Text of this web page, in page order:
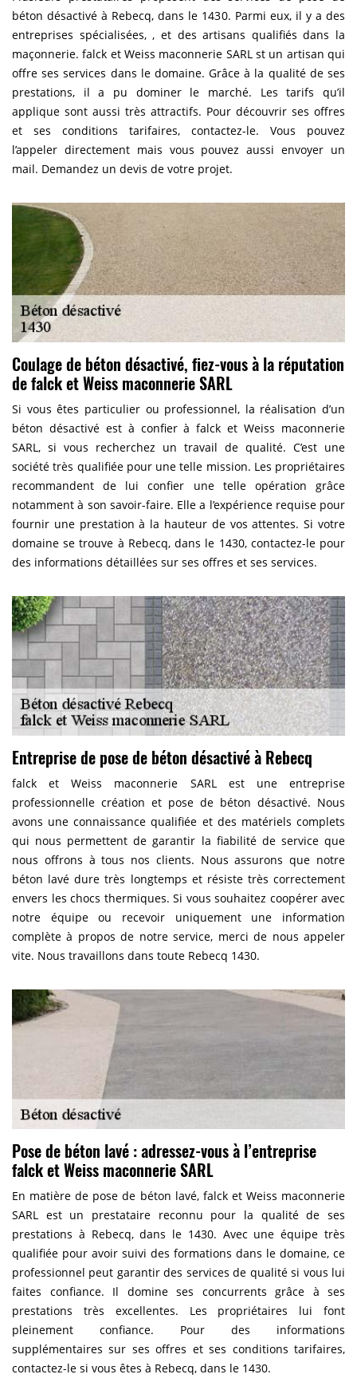
béton désactivé à Rebecq, dans le 1430. Parmi eux, il y a des
entreprises spécialisées, , et des artisans qualifiés dans la
maçonnerie. falck et Weiss maconnerie SARL st un artisan qui
offre ses services dans le domaine. Grâce à la qualité de ses
prestations, il a pu dominer le marché. Les tarifs qu’il
applique sont aussi très attractifs. Pour découvrir ses offres
et ses conditions tarifaires, contactez-le. Vous pouvez
l’appeler directement mais vous pouvez aussi envoyer un
mail. Demandez un devis de votre projet.
Coulage de béton désactivé, fiez-vous à la réputation
de falck et Weiss maconnerie SARL
Si vous êtes particulier ou professionnel, la réalisation d’un
béton désactivé est à confier à falck et Weiss maconnerie
SARL, si vous recherchez un travail de qualité. C’est une
société très qualifiée pour une telle mission. Les propriétaires
recommandent de lui confier une telle opération grâce
notamment à son savoir-faire. Elle a l’expérience requise pour
fournir une prestation à la hauteur de vos attentes. Si votre
domaine se trouve à Rebecq, dans le 1430, contactez-le pour
des informations détaillées sur ses offres et ses services.
Entreprise de pose de béton désactivé à Rebecq
falck et Weiss maconnerie SARL est une entreprise
professionnelle création et pose de béton désactivé. Nous
avons une connaissance qualifiée et des matériels complets
qui nous permettent de garantir la fiabilité de service que
nous offrons à tous nos clients. Nous assurons que notre
béton lavé dure très longtemps et résiste très correctement
envers les chocs thermiques. Si vous souhaitez coopérer avec
notre équipe ou recevoir uniquement une information
complète à propos de notre service, merci de nous appeler
vite. Nous travaillons dans toute Rebecq 1430.
Pose de béton lavé : adressez-vous à l’entreprise
falck et Weiss maconnerie SARL
En matière de pose de béton lavé, falck et Weiss maconnerie
SARL est un prestataire reconnu pour la qualité de ses
prestations à Rebecq, dans le 1430. Avec une équipe très
qualifiée pour avoir suivi des formations dans le domaine, ce
professionnel peut garantir des services de qualité si vous lui
faites confiance. Il domine ses concurrents grâce à ses
prestations très excellentes. Les propriétaires lui font
pleinement confiance. Pour des informations
supplémentaires sur ses offres et ses conditions tarifaires,
contactez-le si vous êtes à Rebecq, dans le 1430.